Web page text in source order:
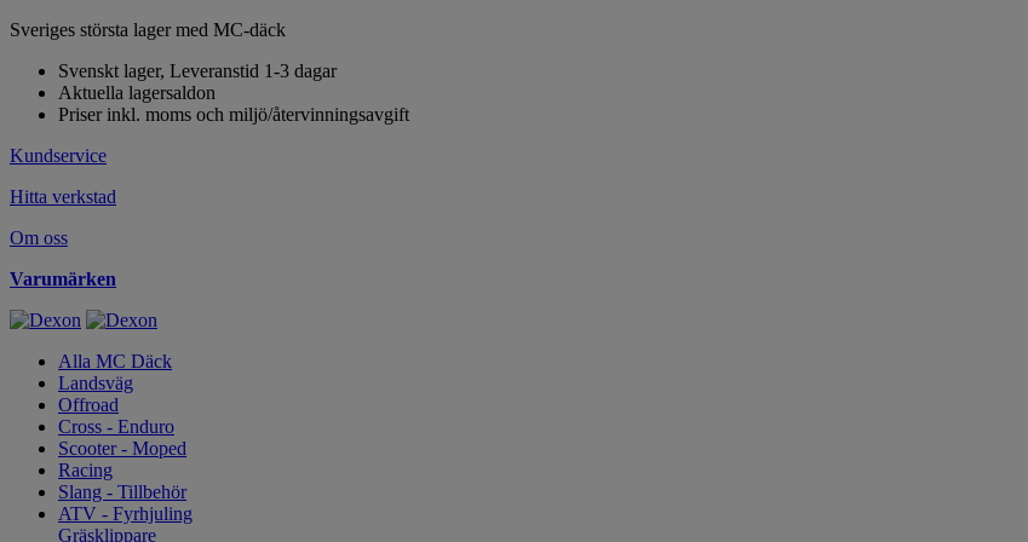
Sveriges största lager med MC-däck
Svenskt lager, Leveranstid 1-3 dagar
Aktuella lagersaldon
Priser inkl. moms och miljö/återvinningsavgift
Kundservice
Hitta verkstad
Om oss
Varumärken
Alla MC Däck
Landsväg
Offroad
Cross - Enduro
Scooter - Moped
Racing
Slang - Tillbehör
ATV - Fyrhjuling
Gräsklippare